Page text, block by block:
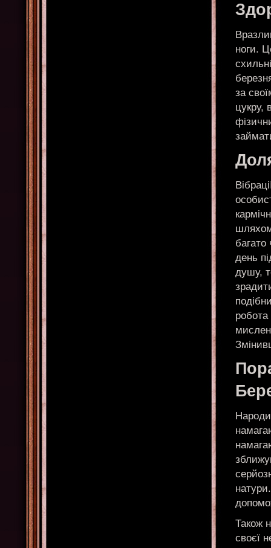
ноги.
за
цукру,
день
душу,
робота
Також
своєї